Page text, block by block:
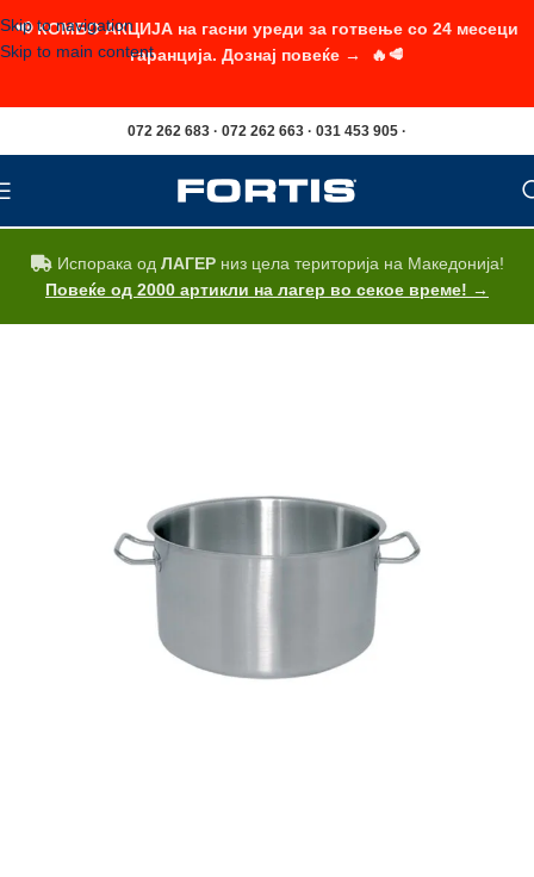
Skip to navigation
Skip to main content
072 262 683 · 072 262 663 · 031 453 905 ·
Испорака од ЛАГЕРниз цела територија на Македонија!
Повеќе од 2000 артикли на лагер во секое време! →
📢 КОМБО АКЦИЈА на гасни уреди за готвење со 24 месеци
гаранција. Дознај повеќе → 🔥🥩